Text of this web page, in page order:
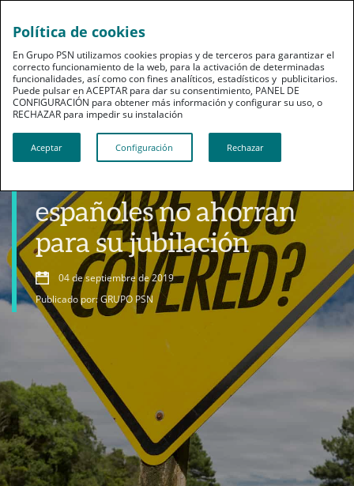
Profesionales
españoles no ahorran
para su jubilación
04 de septiembre de 2019
Publicado por: GRUPO PSN
Política de cookies
En Grupo PSN utilizamos cookies propias y de terceros para garantizar el
correcto funcionamiento de la web, para la activación de determinadas
funcionalidades, así como con fines analíticos, estadísticos y publicitarios.
Puede pulsar en ACEPTAR para dar su consentimiento, PANEL DE
CONFIGURACIÓN para obtener más información y configurar su uso, o
RECHAZAR para impedir su instalación​​​​​​​
Aceptar Configuración Rechazar